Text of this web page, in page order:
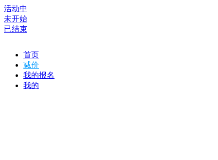
活动中
未开始
已结束
首页
减价
我的报名
我的